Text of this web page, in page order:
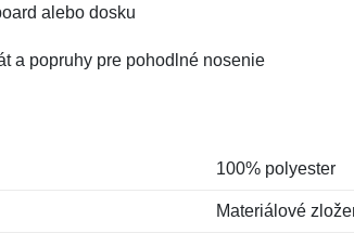
alebo dosku
a popruhy pre pohodlné nosenie
100% polyester
Materiálové